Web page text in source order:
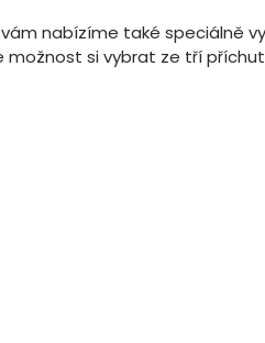
nabízíme také speciálně
možnost si vybrat ze tří